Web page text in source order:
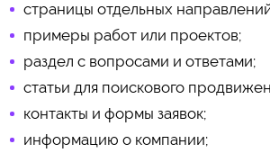
страницы отдельных
примеры работ или проектов;
раздел с вопросами и ответами;
статьи для поискового
контакты и формы заявок;
информацию о компании;